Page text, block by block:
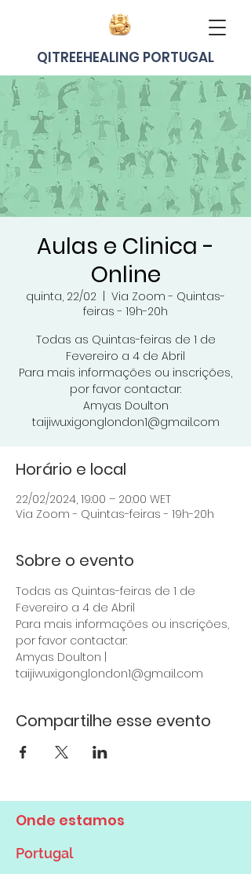
QITREEHEALING PORTUGAL
Aulas e Clinica -
Online
quinta, 22/02
Via Zoom - Quintas-
feiras - 19h-20h
Todas as Quintas-feiras de 1 de
Fevereiro a 4 de Abril
Para mais informações ou inscrições,
por favor contactar:
Amyas Doulton
taijiwuxigonglondon1@gmail.com
Horário e local
22/02/2024, 19:00 – 20:00 WET
Via Zoom - Quintas-feiras - 19h-20h
Sobre o evento
Todas as Quintas-feiras de 1 de
Fevereiro a 4 de Abril
Para mais informações ou inscrições,
por favor contactar:
Amyas Doulton |
taijiwuxigonglondon1@gmail.com
Compartilhe esse evento
Onde estamos
Portugal